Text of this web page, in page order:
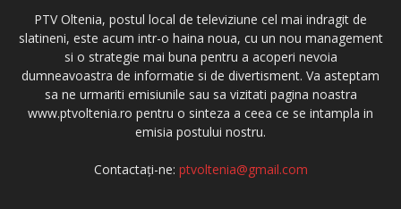
PTV Oltenia, postul local de televiziune cel mai indragit de
slatineni, este acum intr-o haina noua, cu un nou management
si o strategie mai buna pentru a acoperi nevoia
dumneavoastra de informatie si de divertisment. Va asteptam
sa ne urmariti emisiunile sau sa vizitati pagina noastra
www.ptvoltenia.ro pentru o sinteza a ceea ce se intampla in
emisia postului nostru.
Contactați-ne: ptvoltenia@gmail.com